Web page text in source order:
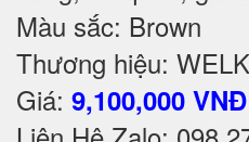
Màu sắc: Brown
Thương hiệu:
Giá: 9,100,000 VNĐ